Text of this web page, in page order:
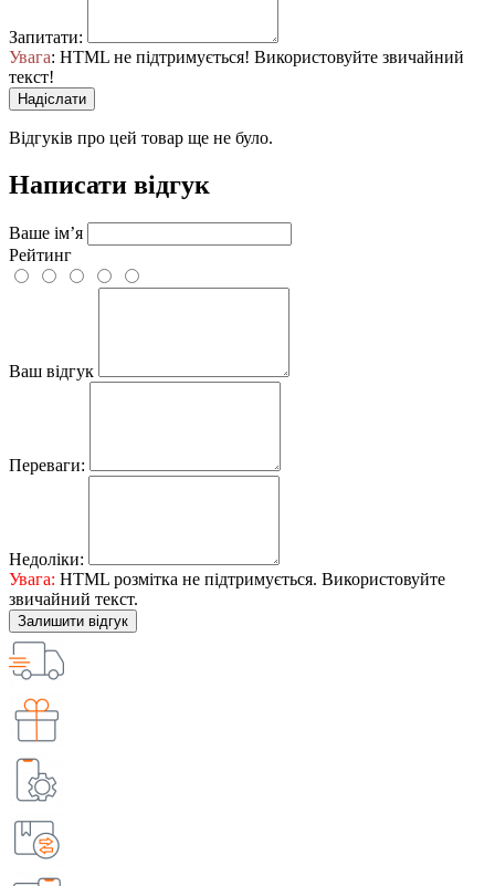
Запитати:
Увага: HTML не підтримується! Використовуйте звичайний
текст!
Надіслати
Відгуків про цей товар ще не було.
Написати відгук
Ваше ім’я
Рейтинг
Ваш відгук
Переваги:
Недоліки:
Увага: HTML розмітка не підтримується. Використовуйте
звичайний текст.
Залишити відгук